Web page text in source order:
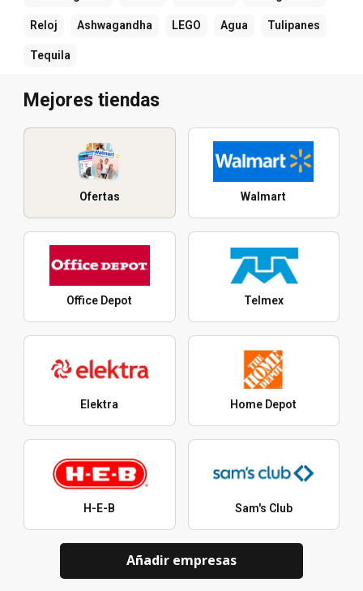
Reloj Ashwagandha LEGO Agua Tulipanes
Tequila
Mejores tiendas
Ofertas Walmart
Office Depot Telmex
Elektra Home Depot
H-E-B Sam's Club
Añadir empresas